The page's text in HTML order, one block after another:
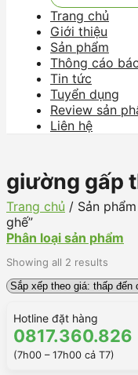
Trang chủ
Giới thiệu
Sản phẩm
Thông cáo
Tin tức
Tuyển dụng
Review sản
Liên hệ
giường gấp
Trang chủ / Sản
ghế”
Phân loại sản phẩm
Showing all 2 results
Hotline đặt hàng
0817.360.826
(7h00 – 17h00 cả T7)